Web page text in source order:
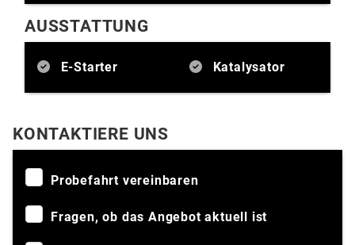
AUSSTATTUNG
E-Starter Katalysator
KONTAKTIERE UNS
Probefahrt vereinbaren
Fragen, ob das Angebot aktuell ist